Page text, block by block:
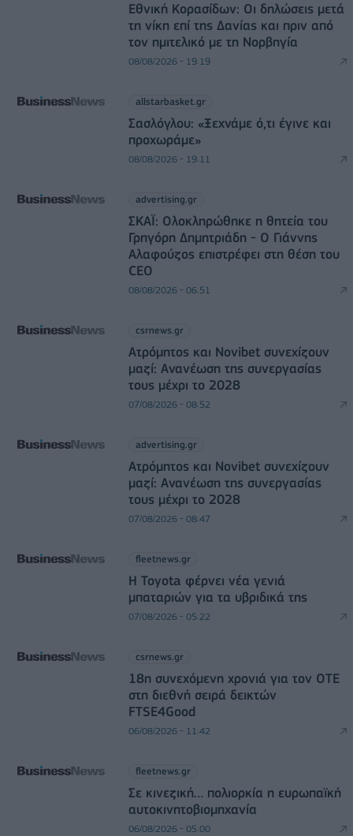
Εθνική Κορασίδων: Οι δηλώσεις μετά
τη νίκη επί της Δανίας και πριν από
τον ημιτελικό με τη Νορβηγία
08/08/2026 - 19:19
allstarbasket.gr
Σασλόγλου: «Ξεχνάμε ό,τι έγινε και
προχωράμε»
08/08/2026 - 19:11
advertising.gr
ΣΚΑΪ: Ολοκληρώθηκε η θητεία του
Γρηγόρη Δημητριάδη - Ο Γιάννης
Αλαφούζος επιστρέφει στη θέση του
CEO
08/08/2026 - 06:51
csrnews.gr
Ατρόμητος και Novibet συνεχίζουν
μαζί: Ανανέωση της συνεργασίας
τους μέχρι το 2028
07/08/2026 - 08:52
advertising.gr
Ατρόμητος και Novibet συνεχίζουν
μαζί: Ανανέωση της συνεργασίας
τους μέχρι το 2028
07/08/2026 - 08:47
fleetnews.gr
Η Toyota φέρνει νέα γενιά
μπαταριών για τα υβριδικά της
07/08/2026 - 05:22
csrnews.gr
18η συνεχόμενη χρονιά για τον ΟΤΕ
στη διεθνή σειρά δεικτών
FTSE4Good
06/08/2026 - 11:42
fleetnews.gr
Σε κινεζική… πολιορκία η ευρωπαϊκή
αυτοκινητοβιομηχανία
06/08/2026 - 05:00